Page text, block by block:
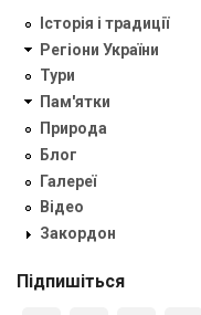
Історія і традиції
Регіони України
Тури
Пам'ятки
Природа
Блог
Галереї
Відео
Закордон
Підпишіться